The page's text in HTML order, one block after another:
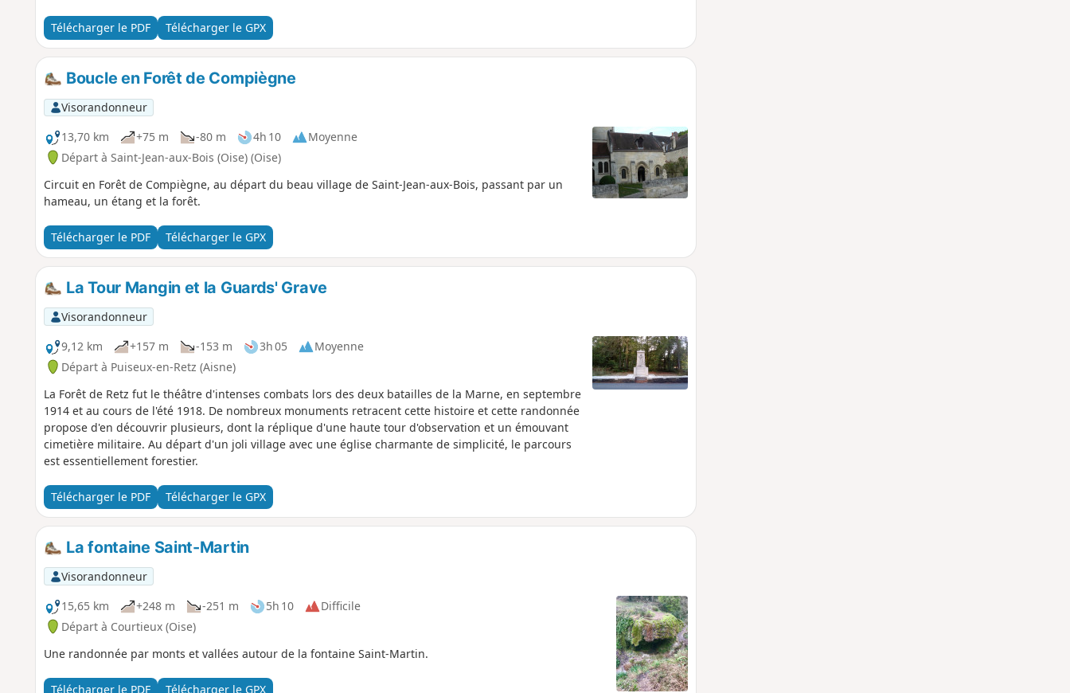
Télécharger le PDF Télécharger le GPX
Boucle en Forêt de Compiègne
Visorandonneur
13,70 km
+75 m -80 m 4h 10
Moyenne
Départ à Saint-Jean-aux-Bois (Oise) (Oise)
Circuit en Forêt de Compiègne, au départ du beau village de Saint-Jean-aux-Bois, passant par un
hameau, un étang et la forêt.
Télécharger le PDF Télécharger le GPX
La Tour Mangin et la Guards' Grave
Visorandonneur
9,12 km
+157 m -153 m 3h 05
Moyenne
Départ à Puiseux-en-Retz (Aisne)
La Forêt de Retz fut le théâtre d'intenses combats lors des deux batailles de la Marne, en septembre
1914 et au cours de l'été 1918. De nombreux monuments retracent cette histoire et cette randonnée
propose d'en découvrir plusieurs, dont la réplique d'une haute tour d'observation et un émouvant
cimetière militaire. Au départ d'un joli village avec une église charmante de simplicité, le parcours
est essentiellement forestier.
Télécharger le PDF Télécharger le GPX
La fontaine Saint-Martin
Visorandonneur
15,65 km
+248 m -251 m 5h 10
Difficile
Départ à Courtieux (Oise)
Une randonnée par monts et vallées autour de la fontaine Saint-Martin.
Télécharger le PDF Télécharger le GPX